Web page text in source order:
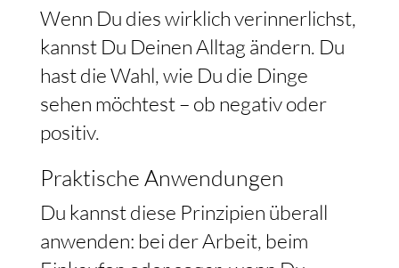
Wenn Du dies wirklich verinnerlichst,
kannst Du Deinen Alltag ändern. Du
hast die Wahl, wie Du die Dinge
sehen möchtest – ob negativ oder
positiv.
Praktische Anwendungen
Du kannst diese Prinzipien überall
anwenden: bei der Arbeit, beim